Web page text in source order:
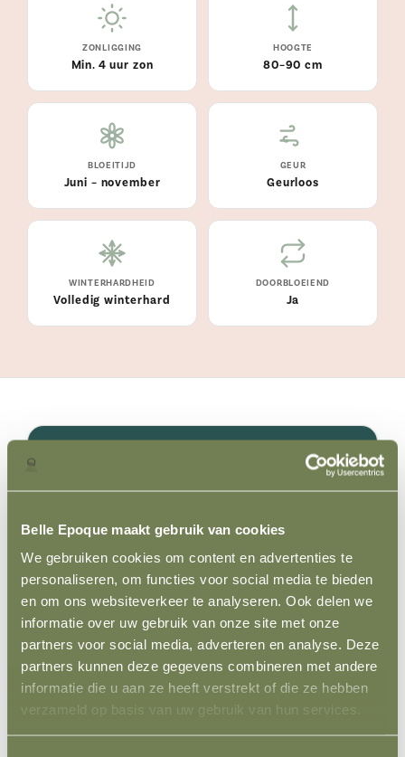
Belle Epoque maakt gebruik van cookies
We gebruiken cookies om content en advertenties te
personaliseren, om functies voor social media te bieden
en om ons websiteverkeer te analyseren. Ook delen we
informatie over uw gebruik van onze site met onze
partners voor social media, adverteren en analyse. Deze
partners kunnen deze gegevens combineren met andere
informatie die u aan ze heeft verstrekt of die ze hebben
verzameld op basis van uw gebruik van hun services.
ZONLIGGING
Min. 4 uur zon
HOOGTE
80–90 cm
BLOEITIJD
Juni – november
GEUR
Geurloos
WINTERHARDHEID
Volledig winterhard
DOORBLOEIEND
Ja
van de 'Aspirin Rose', een juweel uit onze
kwekerij die pure eenvoud en robuustheid
combineert. Deze ADR®-gecertificeerde
trosroos, vernoemd naar haar kalmerende en
zuiverende uitstraling, presenteert een
overvloed aan stralend witte, halfgevulde
bloemen die een frisse en serene sfeer in elke
tuin brengen. Met haar onberispelijke